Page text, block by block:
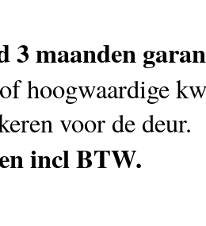
3 maanden
hoogwaardige
voor de deur.
incl BTW.